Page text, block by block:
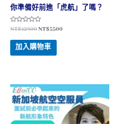
你準備好前進「虎航」了嗎？
評
0
滿
分
5
NT$12800NT$5500
加入購物車